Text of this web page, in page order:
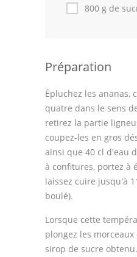
Forum
Espace Personnel
800 g de
Préparation
Épluchez les ananas,
quatre dans le sens
retirez la partie
coupez-les en gros
ainsi que 40 cl d'eau
à confitures, portez à
laissez cuire jusqu'à
boulé).
Lorsque cette
plongez les
sirop de sucre